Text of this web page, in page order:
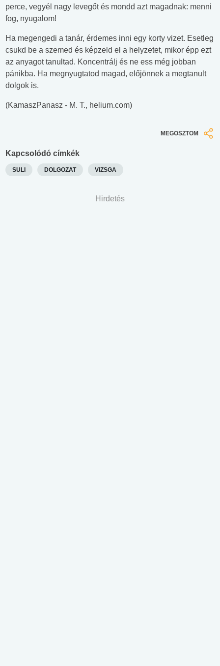
perce, vegyél nagy levegőt és mondd azt magadnak: menni
fog, nyugalom!
Ha megengedi a tanár, érdemes inni egy korty vizet. Esetleg
csukd be a szemed és képzeld el a helyzetet, mikor épp ezt
az anyagot tanultad. Koncentrálj és ne ess még jobban
pánikba. Ha megnyugtatod magad, előjönnek a megtanult
dolgok is.
(KamaszPanasz - M. T., helium.com)
MEGOSZTOM
Kapcsolódó címkék
SULI DOLGOZAT VIZSGA
Hirdetés